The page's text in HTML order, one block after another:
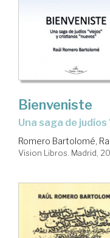
Bienveniste
Una saga de
Romero Bartolomé,
Vision Libros. Madrid,